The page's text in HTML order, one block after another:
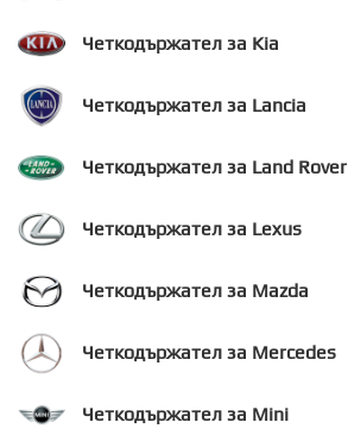
Четкодържател за Kia
Четкодържател за Lancia
Четкодържател за Land Rover
Четкодържател за Lexus
Четкодържател за Mazda
Четкодържател за Mercedes
Четкодържател за Mini